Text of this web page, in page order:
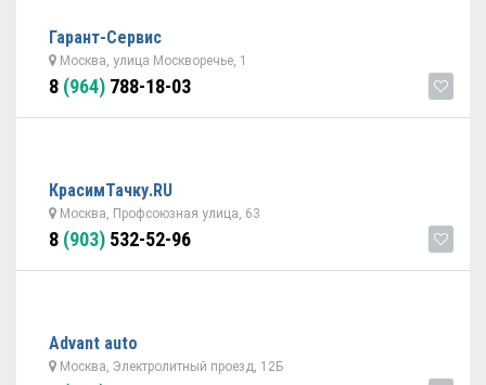
Гарант-Cервис
Москва, улица Москворечье, 1
8 (964) 788-18-03
КрасимТачку.RU
Москва, Профсоюзная улица, 63
8 (903) 532-52-96
Advant auto
Москва, Электролитный проезд, 12Б